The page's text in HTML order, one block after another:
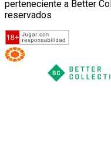
perteneciente a Better
reservados